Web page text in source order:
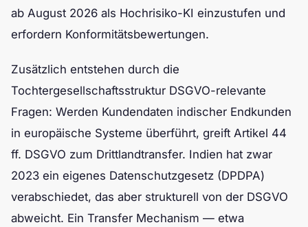
ab August 2026 als Hochrisiko-KI einzustufen und
erfordern Konformitätsbewertungen.
Zusätzlich entstehen durch die
Tochtergesellschaftsstruktur DSGVO-relevante
Fragen: Werden Kundendaten indischer Endkunden
in europäische Systeme überführt, greift Artikel 44
ff. DSGVO zum Drittlandtransfer. Indien hat zwar
2023 ein eigenes Datenschutzgesetz (DPDPA)
verabschiedet, das aber strukturell von der DSGVO
abweicht. Ein Transfer Mechanism — etwa